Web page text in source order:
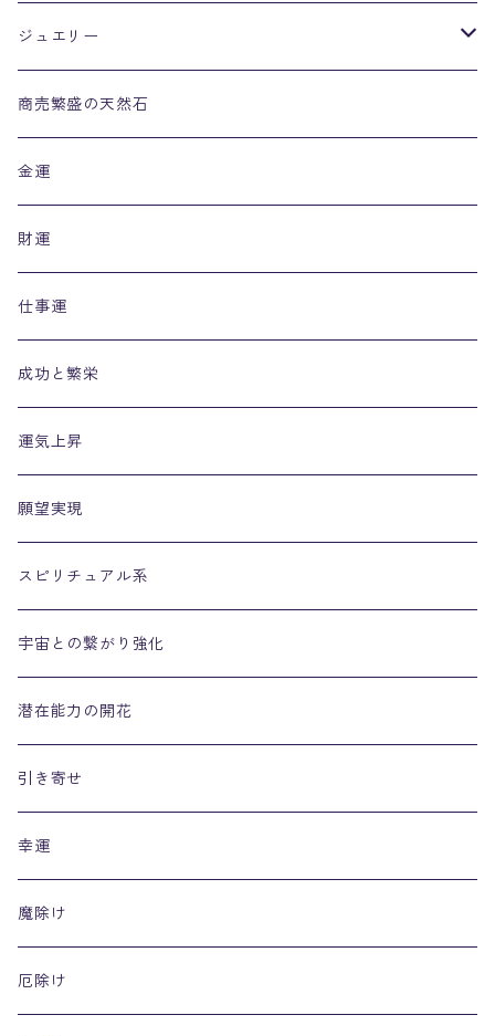
ジュエリー
リング
商売繁盛の天然石
金運
財運
仕事運
成功と繁栄
運気上昇
願望実現
スピリチュアル系
宇宙との繋がり強化
潜在能力の開花
引き寄せ
幸運
魔除け
厄除け